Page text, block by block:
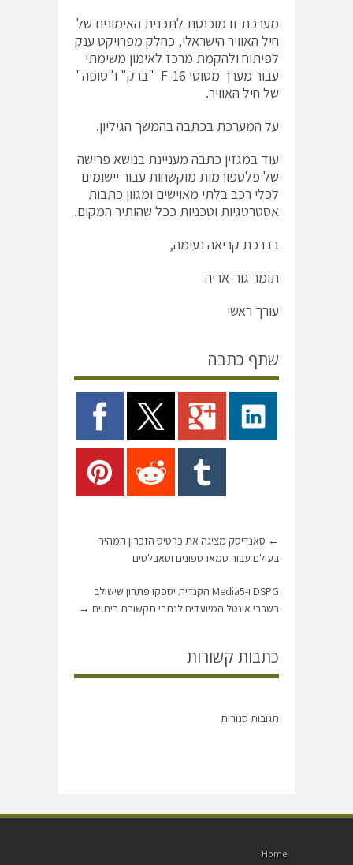
מערכת זו מוכנסת לתכנית האימונים של
חיל האוויר הישראלי, כחלק מפרויקט ענק
לפיתוח ולהקמת מרכז לאימון משימתי
עבור מערך מטוסי F-16 "ברק" ו"סופה"
של חיל האוויר.
על המערכת בכתבה בהמשך הגיליון.
עוד במגזין כתבה מעניינת בנושא פרישה
של פלטפורמות מוקשחות עבור יישומים
לכלי רכב בלתי מאוישים ומגוון כתבות
אסטרטגיות וטכניות ככל שהותיר המקום.
בברכת קריאה נעימה,
תומר גור-אריה
עורך ראשי
שתף כתבה
← סאנדיסק מציגה את כרטיס הזכרון המהיר
בעולם עבור סמארטפונים וטאבלטים
DSPG ו-Media5 הקנדית יספקו פתרון שישולב
בשבבי אינטל המיועדים לנתבי תקשורת ביתיים →
כתבות קשורות
תגובות סגורות
Home